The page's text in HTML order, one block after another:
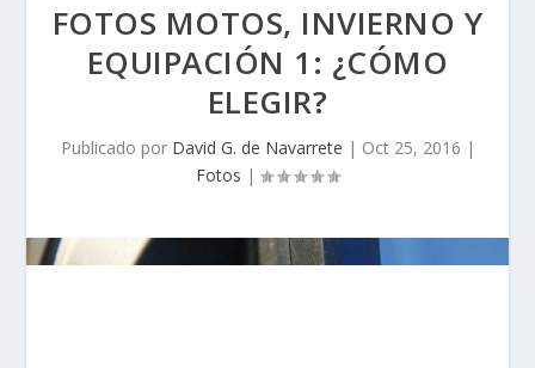
FOTOS MOTOS, INVIERNO Y
EQUIPACIÓN 1: ¿CÓMO
ELEGIR?
Publicado por David G. de Navarrete | Oct 25, 2016 |
Fotos |